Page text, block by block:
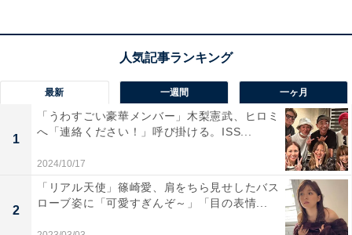
最新 一週間 一ヶ月
1
「うわすごい豪華メンバー」木梨憲武、ヒロミ
へ「連絡ください！」呼び掛ける。ISS...
2024/10/17
2
「リアル天使」篠崎愛、肩をちら見せしたバス
ローブ姿に「可愛すぎんぞ～」「目の表情...